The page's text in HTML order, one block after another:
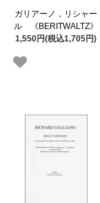
ガリアーノ，リシャー
ル 《BERITWALTZ》
1,550円(税込1,705円)